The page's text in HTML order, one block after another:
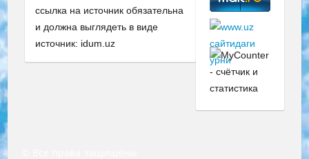
ссылка на источник обязательна
и должна выглядеть в виде
источник: idum.uz